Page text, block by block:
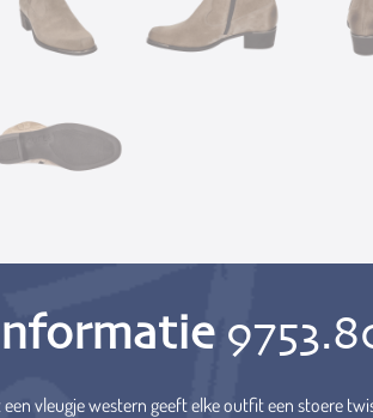
een vleugje western geeft elke outfit een stoere